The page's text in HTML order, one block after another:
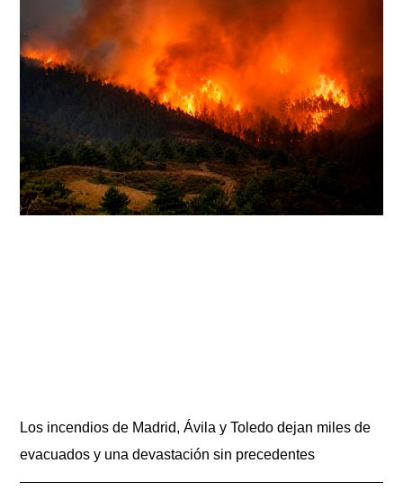
Los incendios de Madrid, Ávila y Toledo dejan miles de
evacuados y una devastación sin precedentes